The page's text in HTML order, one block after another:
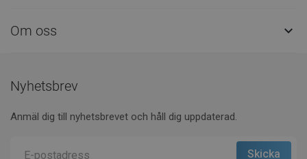
Om oss 
Nyhetsbrev
Anmäl dig till nyhetsbrevet och håll dig uppdaterad.